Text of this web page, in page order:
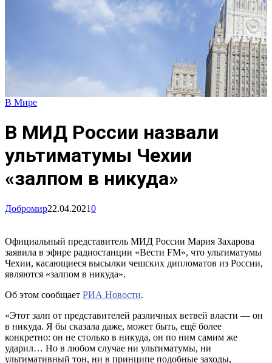
В Мире
В МИД России назвали
ультиматумы Чехии
«залпом в никуда»
Добромир22.04.20210
Официальный представитель МИД России Мария Захарова
заявила в эфире радиостанции «Вести FM», что ультиматумы
Чехии, касающиеся высылки чешских дипломатов из России,
являются «залпом в никуда».
Об этом сообщает РИА Новости.
«Этот залп от представителей различных ветвей власти — он
в никуда. Я бы сказала даже, может быть, ещё более
конкретно: он не столько в никуда, он по ним самим же
ударил… Но в любом случае ни ультиматумы, ни
ультимативный тон, ни в принципе подобные заходы,